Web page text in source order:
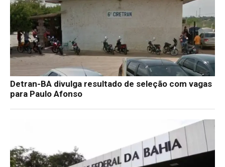
Detran-BA divulga resultado de seleção com vagas
para Paulo Afonso